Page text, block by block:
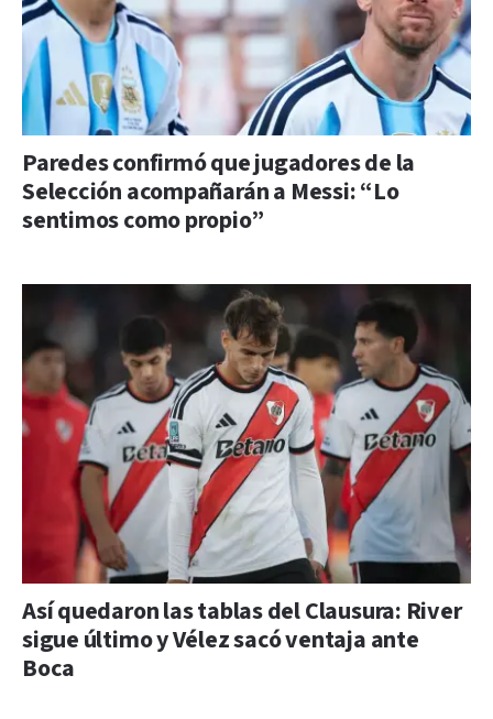
Paredes confirmó que jugadores de la
Selección acompañarán a Messi: “Lo
sentimos como propio”
Así quedaron las tablas del Clausura: River
sigue último y Vélez sacó ventaja ante
Boca